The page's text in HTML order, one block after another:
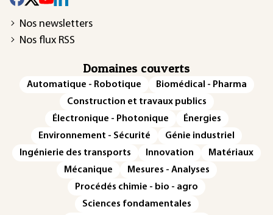
Nos newsletters
Nos flux RSS
Domaines couverts
Automatique - Robotique
Biomédical - Pharma
Construction et travaux publics
Électronique - Photonique
Énergies
Environnement - Sécurité
Génie industriel
Ingénierie des transports
Innovation
Matériaux
Mécanique
Mesures - Analyses
Procédés chimie - bio - agro
Sciences fondamentales